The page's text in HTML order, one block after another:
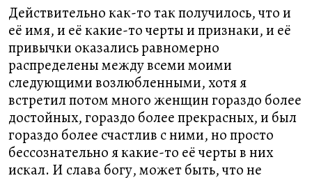
Действительно как-то так получилось, что и
её имя, и её какие-то черты и признаки, и её
привычки оказались равномерно
распределены между всеми моими
следующими возлюбленными, хотя я
встретил потом много женщин гораздо более
достойных, гораздо более прекрасных, и был
гораздо более счастлив с ними, но просто
бессознательно я какие-то её черты в них
искал. И слава богу, может быть, что не